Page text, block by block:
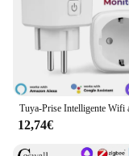
12,74€